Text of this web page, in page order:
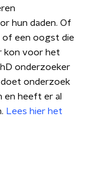
hun daden. Of
of een oogst die
kon voor het
onderzoeker
doet onderzoek
en heeft er al
Lees hier het